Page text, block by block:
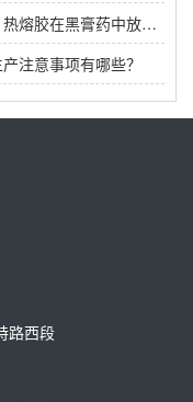
压敏热熔胶做手工黑膏药的制作方法，热熔胶在黑膏药中放多少？
注意事项有哪些？
路西段